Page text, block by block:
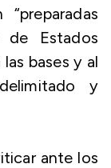
de Estados
bases y al
y
ante los